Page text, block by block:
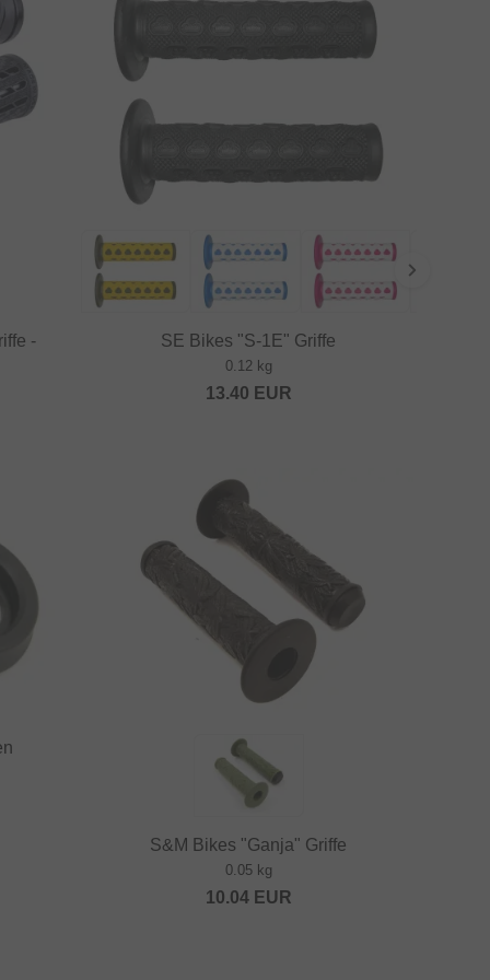
- SE Bikes "S-1E" Griffe
0.12 kg
13.40 EUR
S&M Bikes "Ganja" Griffe
0.05 kg
10.04EUR